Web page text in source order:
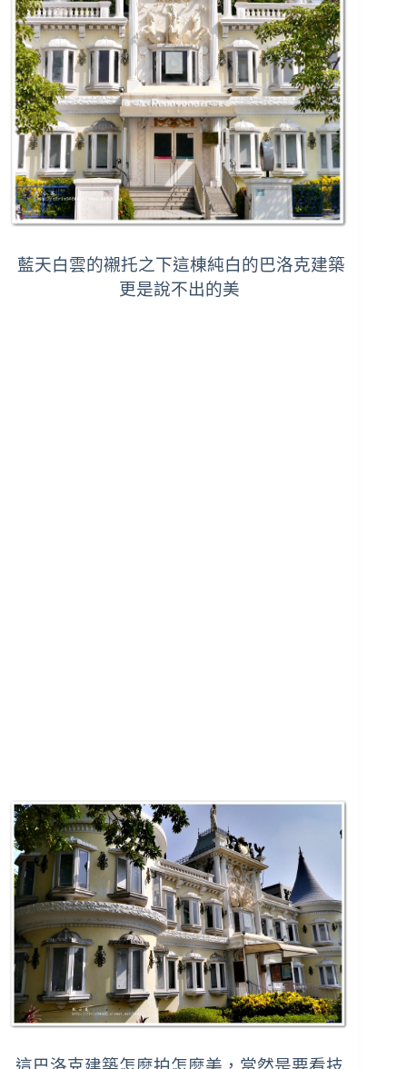
藍天白雲的襯托之下這棟純白的巴洛克建築
更是說不出的美